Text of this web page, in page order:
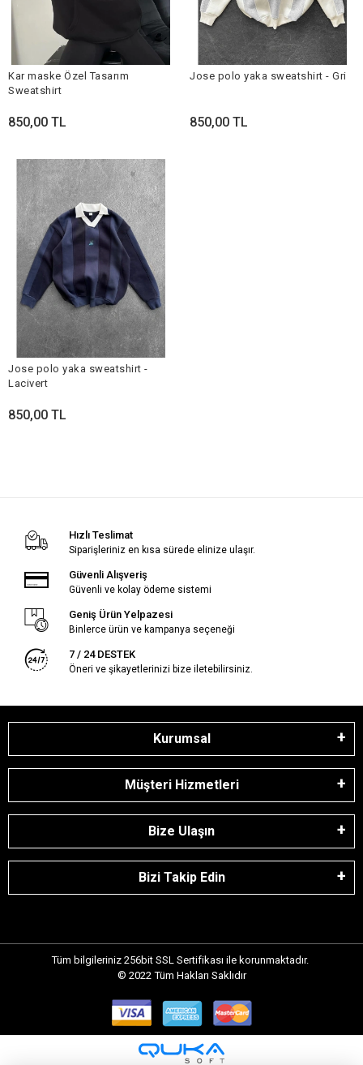
Kar maske Özel Tasarım
Sweatshirt
850,00 TL
Jose polo yaka sweatshirt - Gri
850,00 TL
Jose polo yaka sweatshirt -
Lacivert
850,00 TL
Hızlı Teslimat
Siparişleriniz en kısa sürede elinize ulaşır.
Güvenli Alışveriş
Güvenli ve kolay ödeme sistemi
Geniş Ürün Yelpazesi
Binlerce ürün ve kampanya seçeneği
7 / 24 DESTEK
Öneri ve şikayetlerinizi bize iletebilirsiniz.
Kurumsal
Müşteri Hizmetleri
Bize Ulaşın
Bizi Takip Edin
Tüm bilgileriniz 256bit SSL Sertifikası ile korunmaktadır.
© 2022 Tüm Hakları Saklıdır